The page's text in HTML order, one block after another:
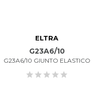
ELTRA
G23A6/10
G23A6/10 GIUNTO ELASTICO